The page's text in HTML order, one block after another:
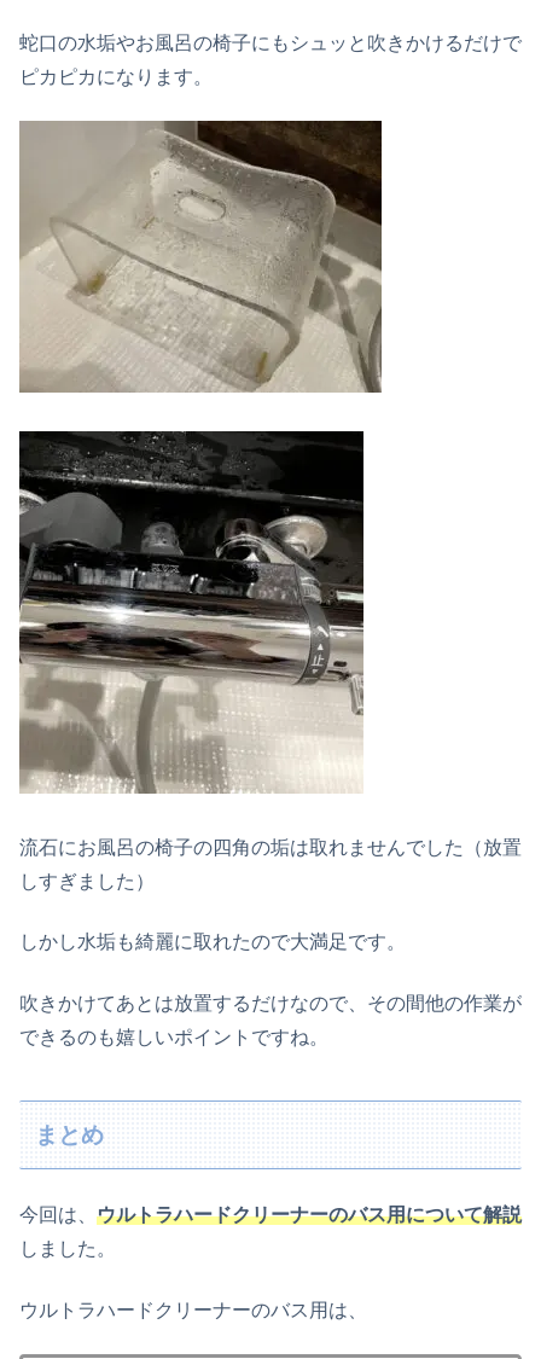
蛇口の水垢やお風呂の椅子にもシュッと吹きかけるだけで
ピカピカになります。
流石にお風呂の椅子の四角の垢は取れませんでした（放置
しすぎました）
しかし水垢も綺麗に取れたので大満足です。
吹きかけてあとは放置するだけなので、その間他の作業が
できるのも嬉しいポイントですね。
まとめ
今回は、 ウルトラハードクリーナーのバス用について解説
しました。
ウルトラハードクリーナーのバス用は、